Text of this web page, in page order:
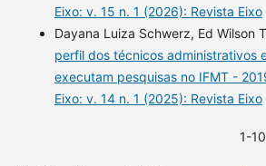
Eixo: v. 15 n. 1 (2026): Revista Eixo
Dayana Luiza Schwerz, Ed Wilson
perfil dos técnicos administrativos
executam pesquisas no IFMT -
Eixo: v. 14 n. 1 (2025): Revista Eixo
1-